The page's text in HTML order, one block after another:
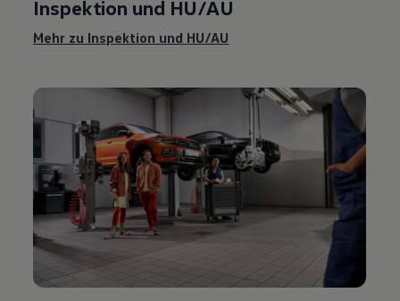
Inspektion und HU/AU
Mehr zu Inspektion und HU/AU